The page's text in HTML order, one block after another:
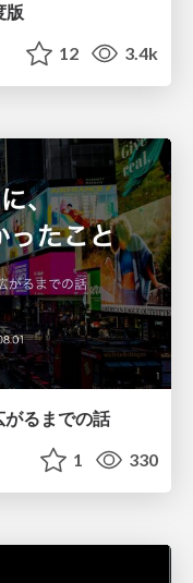
版
12 3.4k
がるまでの話
1 330